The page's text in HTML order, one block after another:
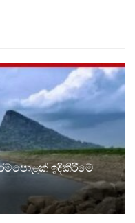
ඉදිකිරීමේ